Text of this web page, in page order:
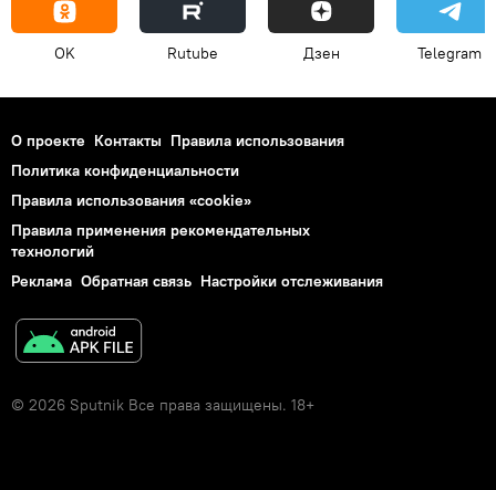
OK Rutube Дзен Telegram
О проекте Контакты Правила использования
Политика конфиденциальности
Правила использования «cookie»
Правила применения рекомендательных
технологий
Реклама Обратная связь Настройки отслеживания
© 2026 Sputnik Все права защищены. 18+